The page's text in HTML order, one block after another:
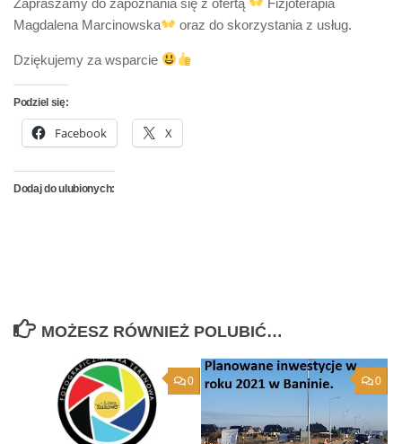
Magdalena Marcinowska
oraz do skorzystania z usług.
Dziękujemy za wsparcie
Podziel się:
Facebook X
Dodaj do ulubionych:
MOŻESZ RÓWNIEŻ POLUBIĆ…
0 0